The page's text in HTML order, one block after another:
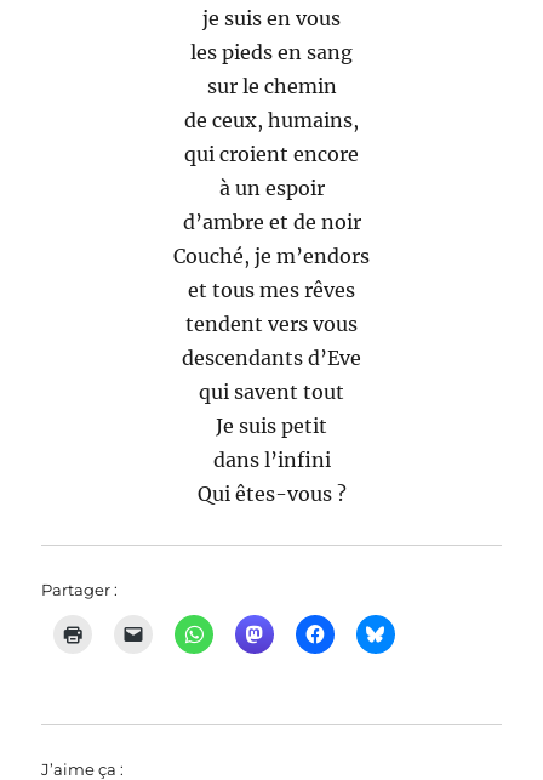
je suis en vous
les pieds en sang
sur le chemin
de ceux, humains,
qui croient encore
à un espoir
d’ambre et de noir
Couché, je m’endors
et tous mes rêves
tendent vers vous
descendants d’Eve
qui savent tout
Je suis petit
dans l’infini
Qui êtes-vous ?
Partager :
J’aime ça :